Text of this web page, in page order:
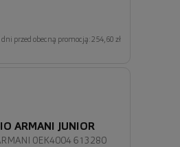
przed obecną promocją: 254,60 zł
0EK4004 613280
ARMANI JUNIOR